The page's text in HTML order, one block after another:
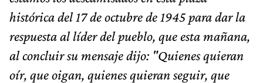
histórica del 17 de octubre de 1945 para dar la
respuesta al líder del pueblo, que esta mañana,
al concluir su mensaje dijo: "Quienes quieran
oír, que oigan, quienes quieran seguir, que